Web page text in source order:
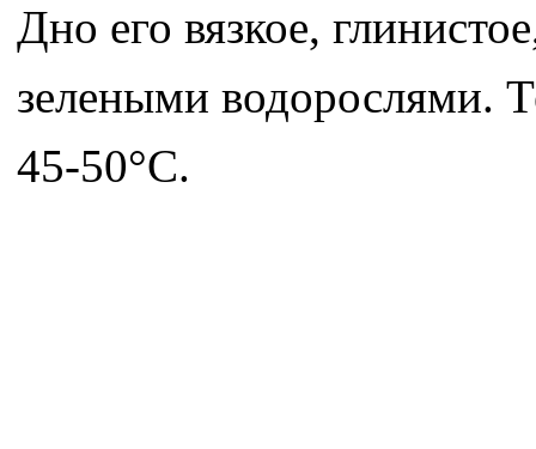
Дно его вязкое,
зелеными водорослями.
45-50°С.